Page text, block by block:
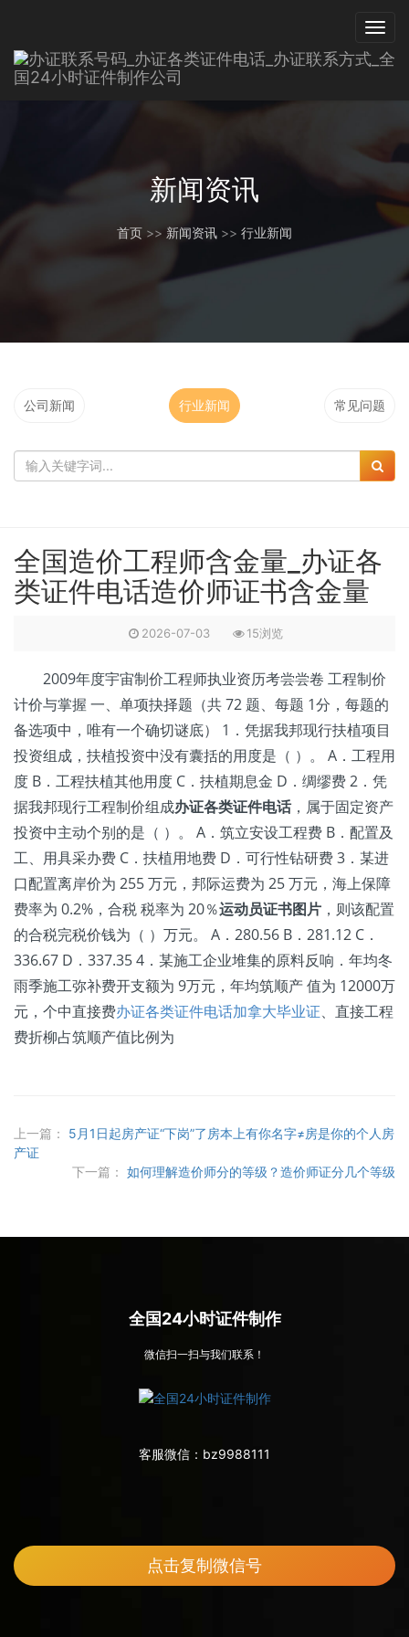
新闻资讯
首页 >> 新闻资讯 >> 行业新闻
公司新闻 行业新闻 常见问题
全国造价工程师含金量_办证各
类证件电话造价师证书含金量
2026-07-03 15浏览
2009年度宇宙制价工程师执业资历考尝尝卷 工程制价
计价与掌握 一、单项抉择题（共 72 题、每题 1分，每题的
备选项中，唯有一个确切谜底） 1．凭据我邦现行扶植项目
投资组成，扶植投资中没有囊括的用度是（ ）。 A．工程用
度 B．工程扶植其他用度 C．扶植期息金 D．绸缪费 2．凭
据我邦现行工程制价组成办证各类证件电话，属于固定资产
投资中主动个别的是（ ）。 A．筑立安设工程费 B．配置及
工、用具采办费 C．扶植用地费 D．可行性钻研费 3．某进
口配置离岸价为 255 万元，邦际运费为 25 万元，海上保障
费率为 0.2%，合税 税率为 20％运动员证书图片 ，则该配置
的合税完税价钱为（ ）万元。 A．280.56 B．281.12 C．
336.67 D．337.35 4．某施工企业堆集的原料反响．年均冬
雨季施工弥补费开支额为 9万元，年均筑顺产 值为 12000万
元，个中直接费办证各类证件电话加拿大毕业证、直接工程
费折柳占筑顺产值比例为
上一篇：
5月1日起房产证“下岗”了房本上有你名字≠房是你的个人房
产证
下一篇： 如何理解造价师分的等级？造价师证分几个等级
全国24小时证件制作
微信扫一扫与我们联系！
客服微信： bz9988111
点击复制微信号